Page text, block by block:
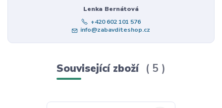
Lenka Bernátová
+420 602 101 576
info@zabavditeshop.cz
Související zboží 5